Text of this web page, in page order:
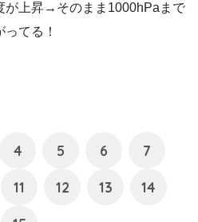
が上昇→そのまま1000hPaまで
てる！
4 5 6 7
11 12 13 14